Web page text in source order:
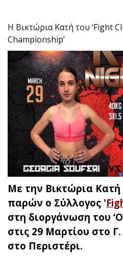
H Βικτώρια Κατή του ‘Fight
Championship’
Με την Βικτώρια
παρών ο Σύλλογος '
στη διοργάνωση του
στις 29 Μαρτίου στο
στο Περιστέρι.